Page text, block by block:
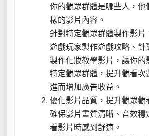
你的觀眾群體是哪些人，他
樣的影片內容。
針對特定觀眾群體製作影片
遊戲玩家製作遊戲攻略、針
製作化妝教學影片，讓你的
特定觀眾群體，提升觀看次
進而增加廣告收益。
優化影片品質，提升觀眾觀
確保影片畫質清晰、音效穩
看影片時感到舒適。